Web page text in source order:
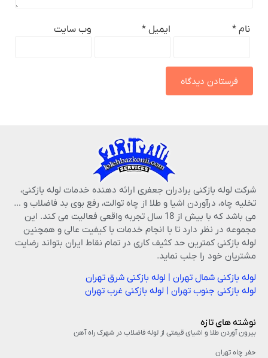
نام * ایمیل * وب‌ سایت
شرکت لوله بازکنی برادران جعفری ارائه دهنده خدمات لوله بازکنی،
تخلیه چاه، درآوردن اشیا و طلا از چاه توالت، رفع بوی بد فاضلاب و …
می باشد که با بیش از 18 سال تجربه واقعی فعالیت می کند. این
مجموعه در نظر دارد تا با انجام خدمات با کیفیت عالی و همچنین
لوله بازکنی کمترین حد کثیف کاری در تمام نقاط ایران بتواند رضایت
مشتریان خود را جلب نماید.
لوله بازکنی شمال تهران | لوله بازکنی شرق تهران
لوله بازکنی جنوب تهران | لوله بازکنی غرب تهران
نوشته های تازه
بیرون آوردن طلا و اشیای قیمتی از لوله فاضلاب در شهرک راه‌ آهن
حفر چاه تهران